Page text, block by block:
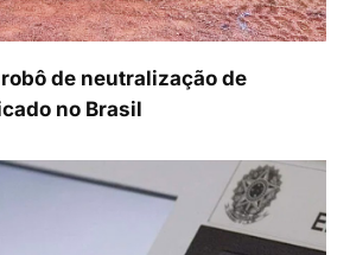
de neutralização de
no Brasil